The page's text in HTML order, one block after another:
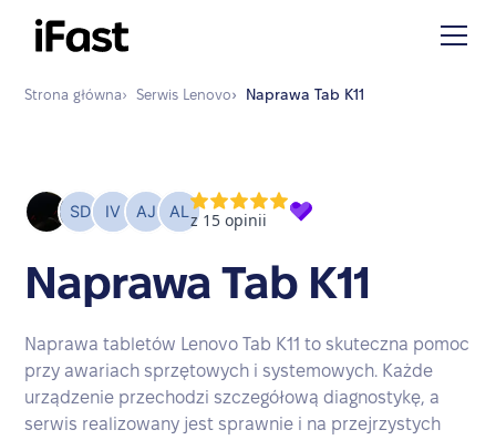
Strona główna› Serwis Lenovo› Naprawa Tab K11
Naprawa Tab K11
Naprawa tabletów Lenovo Tab K11 to skuteczna pomoc
przy awariach sprzętowych i systemowych. Każde
urządzenie przechodzi szczegółową diagnostykę, a
serwis realizowany jest sprawnie i na przejrzystych